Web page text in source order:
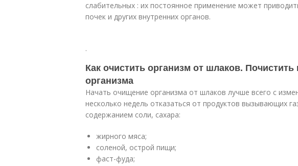
слабительных : их постоянное применение может
почек и других внутренних органов.
.
Как очистить организм от шлаков.
организма
Начать очищение организма от шлаков лучше всего с
несколько недель отказаться от продуктов вызывающих
содержанием соли, сахара:
жирного мяса;
соленой, острой пищи;
фаст-фуда;